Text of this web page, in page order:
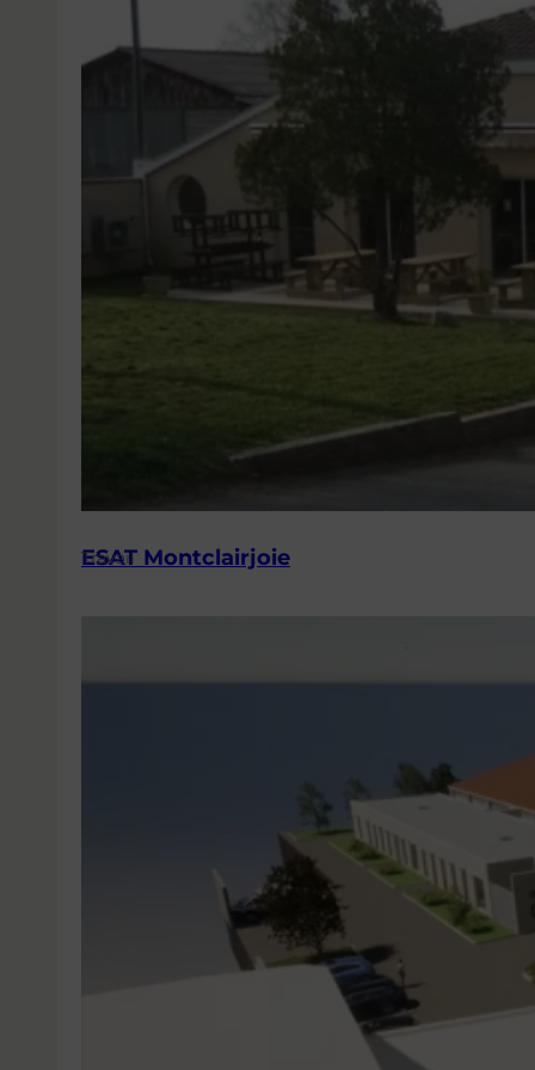
ESAT Montclairjoie
Travail